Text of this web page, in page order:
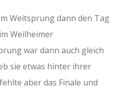
Weitsprung dann den Tag
Weilheimer
war dann auch gleich
sie etwas hinter ihrer
aber das Finale und